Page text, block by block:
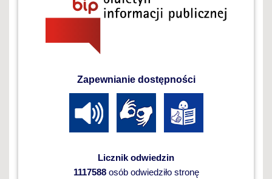
Zapewnianie dostępności
Licznik odwiedzin
1117588osób odwiedziło stronę